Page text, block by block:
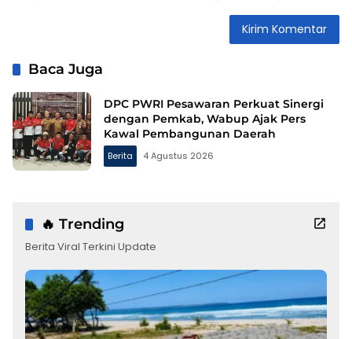
Baca Juga
DPC PWRI Pesawaran Perkuat Sinergi
dengan Pemkab, Wabup Ajak Pers
Kawal Pembangunan Daerah
Berita 4 Agustus 2026
🔥 Trending
Berita Viral Terkini Update